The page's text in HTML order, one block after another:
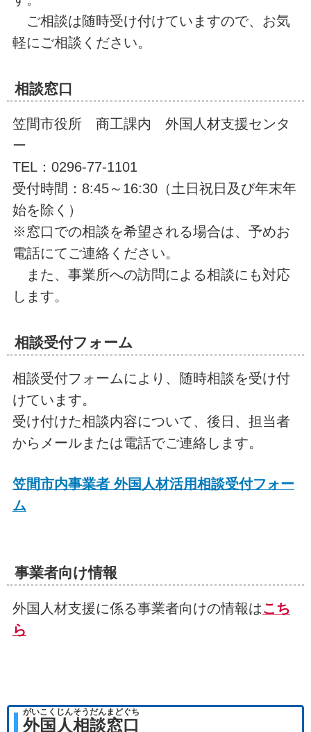
ご相談は随時受け付けていますので、お気
軽にご相談ください。
相談窓口
笠間市役所 商工課内 外国人材支援センタ
ー
TEL：0296-77-1101
受付時間：8:45～16:30（土日祝日及び年末年
始を除く）
※窓口での相談を希望される場合は、予めお
電話にてご連絡ください。
また、事業所への訪問による相談にも対応
します。
相談受付フォーム
相談受付フォームにより、随時相談を受け付
けています。
受け付けた相談内容について、後日、担当者
からメールまたは電話でご連絡します。
笠間市内事業者 外国人材活用相談受付フォー
ム
事業者向け情報
外国人材支援に係る事業者向けの情報はこち
ら
外国人相談窓口
がいこくじんそうだんまどぐち